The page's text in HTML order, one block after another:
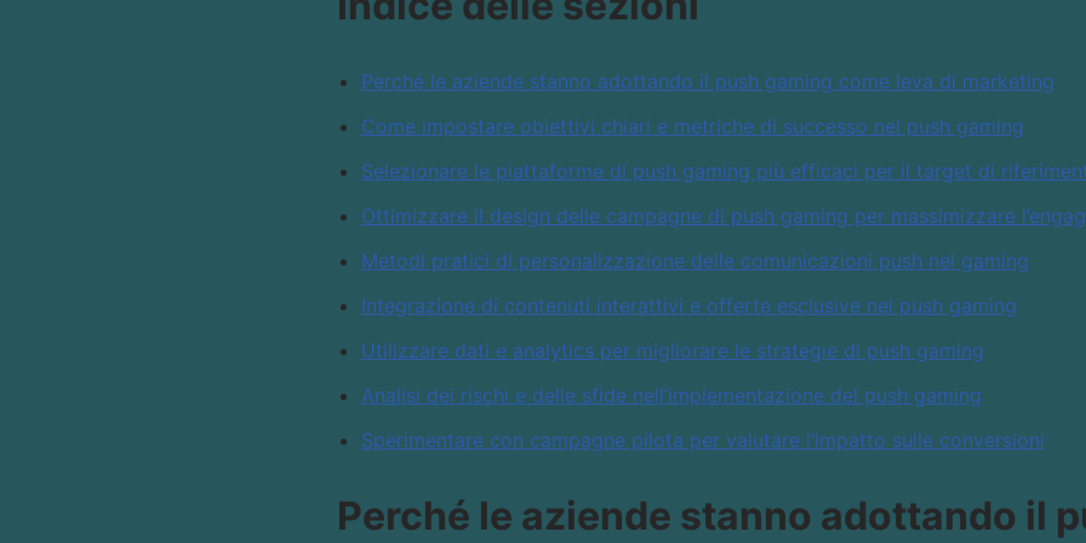
Perché le aziende stanno adottando il push gaming come leva di marketing
Come impostare obiettivi chiari e metriche di successo nel push gaming
Selezionare le piattaforme di push gaming più efficaci per il target di
Ottimizzare il design delle campagne di push gaming per massimizzare
Metodi pratici di personalizzazione delle comunicazioni push nel gaming
Integrazione di contenuti interattivi e offerte esclusive nel push gaming
Utilizzare dati e analytics per migliorare le strategie di push gaming
Analisi dei rischi e delle sfide nell’implementazione del push gaming
Sperimentare con campagne pilota per valutare l’impatto sulle conversioni
Perché le aziende stanno adottando il